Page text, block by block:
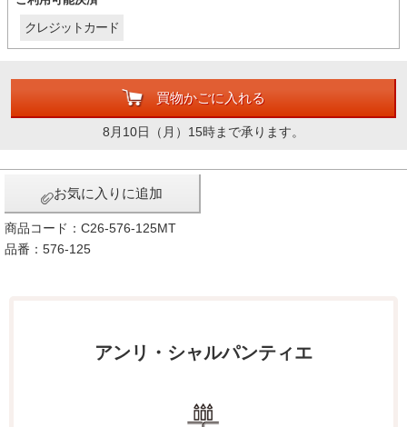
クレジットカード
買物かごに入れる
8月10日（月）15時まで承ります。
お気に入りに追加
商品コード：C26-576-125MT
品番：576-125
アンリ・シャルパンティエ